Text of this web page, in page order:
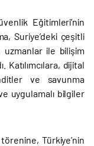
Eğitimleri’nin
Suriye’deki çeşitli
uzmanlar ile bilişim
Katılımcılara, dijital
ve savunma
uygulamalı bilgiler
Türkiye’nin